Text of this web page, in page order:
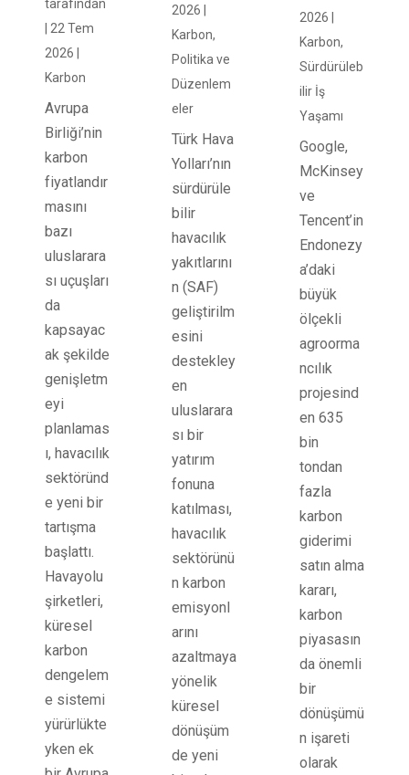
tarafından
22 Tem
2026
Karbon
Avrupa
Birliği’nin
karbon
fiyatlandır
masını
bazı
uluslarara
sı uçuşları
da
kapsayac
ak şekilde
genişletm
eyi
planlamas
ı, havacılık
sektöründ
e yeni bir
tartışma
başlattı.
Havayolu
şirketleri,
küresel
karbon
dengelem
e sistemi
yürürlükte
yken ek
2026
Karbon,
Politika ve
Düzenlem
eler
Türk Hava
Yolları’nın
sürdürüle
bilir
havacılık
yakıtlarını
n (SAF)
geliştirilm
esini
destekley
en
uluslarara
sı bir
yatırım
fonuna
katılması,
havacılık
sektörünü
n karbon
emisyonl
arını
azaltmaya
yönelik
küresel
dönüşüm
de yeni
2026
Karbon,
Sürdürüleb
ilir İş
Yaşamı
Google,
McKinsey
ve
Tencent’in
Endonezy
a’daki
büyük
ölçekli
agroorma
ncılık
projesind
en 635
bin
tondan
fazla
karbon
giderimi
satın alma
kararı,
karbon
piyasasın
da önemli
bir
dönüşümü
n işareti
olarak